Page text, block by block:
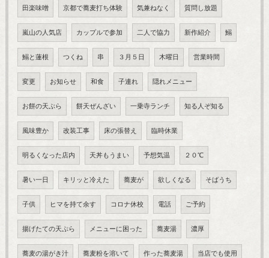
田楽味噌 京都で蕎麦打ち体験 気兼ねなく 質問し放題
嵐山の人気店 カップルで参加 二人で協力 新作紹介 鰯
鰯と蓮根 つくね 串 ３月５日 木曜日 営業時間
変更 お知らせ 和食 子連れ 隠れメニュー
お餅の天ぷら 餅天ぜんざい 一乗寺ランチ 知る人ぞ知る
風味豊か 改装工事 床の張替え 臨時休業
明るくなった店内 天丼もうまい 予想気温 ２０℃
暑い一日 キリッと冷えた 蕎麦が 欲しくなる そばうち
子供 ヒマを持て余す コロナ休校 電話 ご予約
揚げたての天ぷら メニューに困った 蕎麦湯 濃厚
蕎麦の湯がき汁 蕎麦粉を溶いて 作った蕎麦湯 当店でも使用